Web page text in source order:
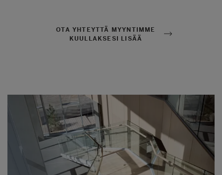
OTA YHTEYTTÄ MYYNTIMME
KUULLAKSESI LISÄÄ